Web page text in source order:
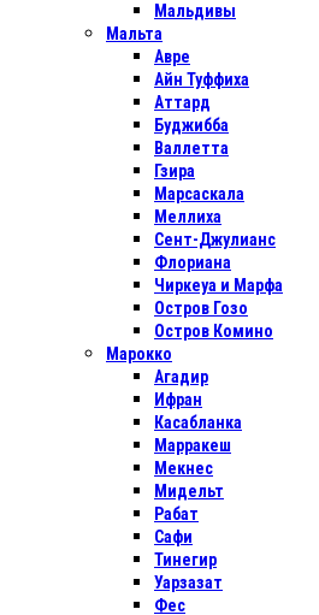
Мальдивы
Мальта
Авре
Айн Туффиха
Аттард
Буджибба
Валлетта
Гзира
Марсаскала
Меллиха
Сент-Джулианс
Флориана
Чиркеуа и Марфа
Остров Гозо
Остров Комино
Марокко
Агадир
Ифран
Касабланка
Марракеш
Мекнес
Мидельт
Рабат
Сафи
Тинегир
Уарзазат
Фес